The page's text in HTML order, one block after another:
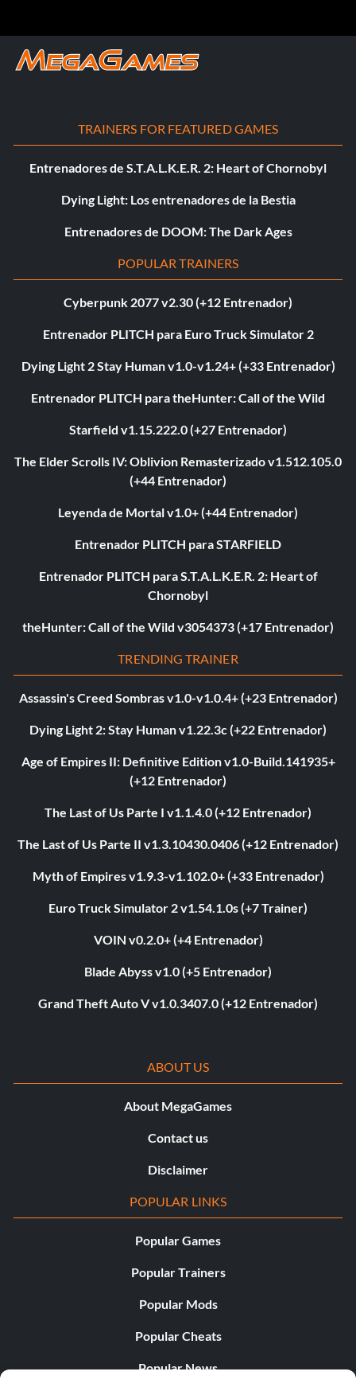
TRAINERS FOR FEATURED GAMES
Entrenadores de S.T.A.L.K.E.R. 2: Heart of Chornobyl
Dying Light: Los entrenadores de la Bestia
Entrenadores de DOOM: The Dark Ages
POPULAR TRAINERS
Cyberpunk 2077 v2.30 (+12 Entrenador)
Entrenador PLITCH para Euro Truck Simulator 2
Dying Light 2 Stay Human v1.0-v1.24+ (+33 Entrenador)
Entrenador PLITCH para theHunter: Call of the Wild
Starfield v1.15.222.0 (+27 Entrenador)
The Elder Scrolls IV: Oblivion Remasterizado v1.512.105.0
(+44 Entrenador)
Leyenda de Mortal v1.0+ (+44 Entrenador)
Entrenador PLITCH para STARFIELD
Entrenador PLITCH para S.T.A.L.K.E.R. 2: Heart of
Chornobyl
theHunter: Call of the Wild v3054373 (+17 Entrenador)
TRENDING TRAINER
Assassin's Creed Sombras v1.0-v1.0.4+ (+23 Entrenador)
Dying Light 2: Stay Human v1.22.3c (+22 Entrenador)
Age of Empires II: Definitive Edition v1.0-Build.141935+
(+12 Entrenador)
The Last of Us Parte I v1.1.4.0 (+12 Entrenador)
The Last of Us Parte II v1.3.10430.0406 (+12 Entrenador)
Myth of Empires v1.9.3-v1.102.0+ (+33 Entrenador)
Euro Truck Simulator 2 v1.54.1.0s (+7 Trainer)
VOIN v0.2.0+ (+4 Entrenador)
Blade Abyss v1.0 (+5 Entrenador)
Grand Theft Auto V v1.0.3407.0 (+12 Entrenador)
ABOUT US
About MegaGames
Contact us
Disclaimer
POPULAR LINKS
Popular Games
Popular Trainers
Popular Mods
Popular Cheats
Popular News